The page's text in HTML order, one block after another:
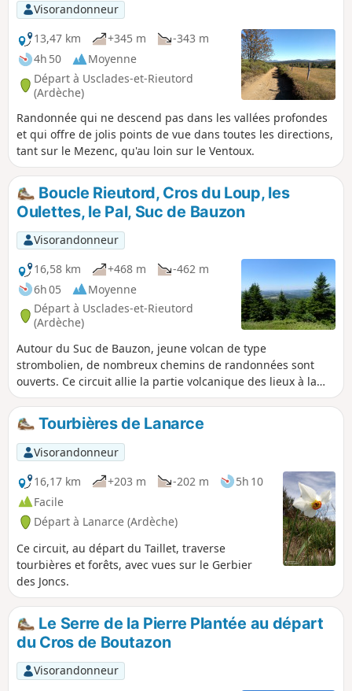
Visorandonneur
13,47 km
+345 m
-343 m
4h 50
Moyenne
Départ à Usclades-et-Rieutord
(Ardèche)
Randonnée qui ne descend pas dans les vallées profondes
et qui offre de jolis points de vue dans toutes les directions,
tant sur le Mezenc, qu'au loin sur le Ventoux.
Boucle Rieutord, Cros du Loup, les
Oulettes, le Pal, Suc de Bauzon
Visorandonneur
16,58 km
+468 m
-462 m
6h 05
Moyenne
Départ à Usclades-et-Rieutord
(Ardèche)
Autour du Suc de Bauzon, jeune volcan de type
strombolien, de nombreux chemins de randonnées sont
ouverts. Ce circuit allie la partie volcanique des lieux à la
découverte d'une portion de la ligne de partage des eaux
Atlantique-Méditerranée.
Tourbières de Lanarce
Visorandonneur
16,17 km
+203 m -202 m
5h 10
Facile
Départ à Lanarce (Ardèche)
Ce circuit, au départ du Taillet, traverse
tourbières et forêts, avec vues sur le Gerbier
des Joncs.
Le Serre de la Pierre Plantée au départ
du Cros de Boutazon
Visorandonneur